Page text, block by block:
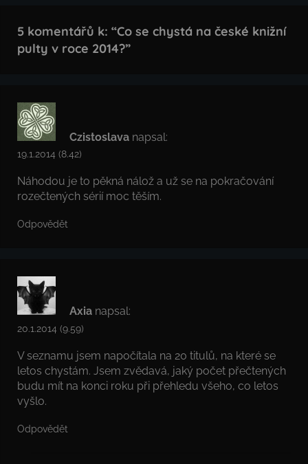
5 komentářů k: “Co se chystá na české knižní
pulty v roce 2014?”
Czistoslava napsal:
19.1.2014 (8.42)
Náhodou je to pěkná nálož a už se na pokračování
rozečtených sérií moc těším.
Odpovědět
Axia napsal:
20.1.2014 (9.59)
V seznamu jsem napočítala na 20 titulů, na které se
letos chystám. Jsem zvědavá, jaký počet přečtených
budu mít na konci roku při přehledu všeho, co letos
vyšlo.
Odpovědět